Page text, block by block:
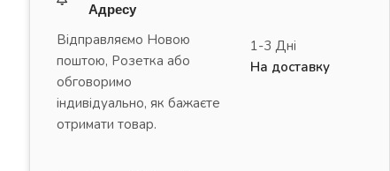
Адресу
Відправляємо Новою
поштою, Розетка або
обговоримо
індивідуально, як бажаєте
отримати товар.
1-3 Дні
На доставку